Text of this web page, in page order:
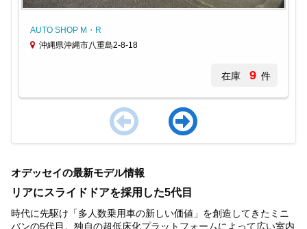
AUTO SHOP M・R
沖縄県沖縄市八重島2-8-18
在庫 9 件
of
オデッセイの最新モデル情報
リアにスライドドアを採用した5代目
時代に先駆け「多人数乗用車の新しい価値」を創造してきたミニ
バンの5代目。独自の超低床化プラットフォームによって広い室内